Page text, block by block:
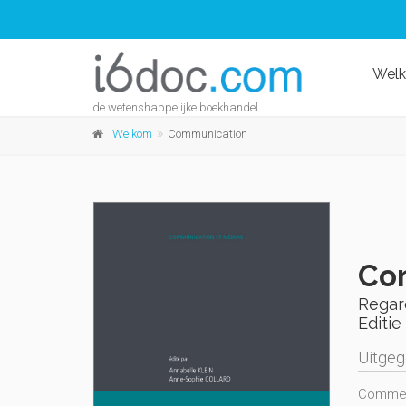
de wetenshappelijke boekhandel
Welkom Communication
Editie